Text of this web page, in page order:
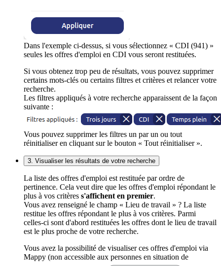
Dans l'exemple ci-dessus, si vous sélectionnez « CDI (941) »
seules les offres d'emploi en CDI vous seront restituées.
Si vous obtenez trop peu de résultats, vous pouvez supprimer
certains mots-clés ou certains filtres et critères et relancer votre
recherche.
Les filtres appliqués à votre recherche apparaissent de la façon
suivante :
Vous pouvez supprimer les filtres un par un ou tout
réinitialiser en cliquant sur le bouton « Tout réinitialiser ».
3. Visualiser les résultats de votre recherche
La liste des offres d'emploi est restituée par ordre de
pertinence. Cela veut dire que les offres d'emploi répondant le
plus à vos critères s'affichent en premier.
Vous avez renseigné le champ « Lieu de travail » ? La liste
restitue les offres répondant le plus à vos critères. Parmi
celles-ci sont d'abord restituées les offres dont le lieu de travail
est le plus proche de votre recherche.
Vous avez la possibilité de visualiser ces offres d'emploi via
Mappy (non accessible aux personnes en situation de